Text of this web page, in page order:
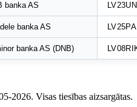
banka AS
banka AS
banka AS (DNB)
Visas tiesības aizsargātas.